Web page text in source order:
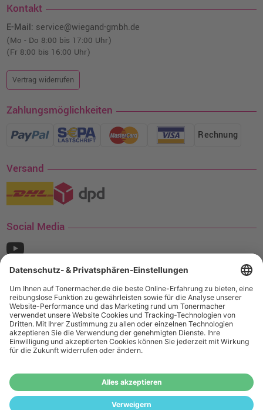
Kontakt
E-Mail: service@wiegand-gmbh.de
(Mo - Do 8:00 bis 17:00 Uhr)
(Fr 8:00 bis 16:00 Uhr)
Vertrag widerrufen
Zahlungsmöglichkeiten
Rechnung
Versand
Social Media
¹ Nur gültig für den Versand innerhalb Deutschlands. Befindet sich ein Warenwert
von mindestens 35€ (inkl. Mwst.) an Ampertec Artikeln in Ihrem Warenkorb, ist der
Versand für Sie kostenfrei.
Das Angebot von tonermacher.de richtet sich